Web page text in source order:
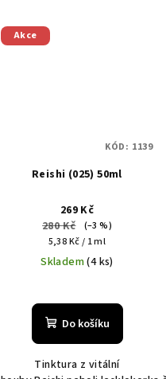
Akce
Reishi (025) 50ml
269 Kč
280 Kč
(–3 %)
Měrná
cena:
5,38 Kč / 1 ml
Skladem(4 ks)
Do košíku
Tinktura z vitální
KÓD: 1139